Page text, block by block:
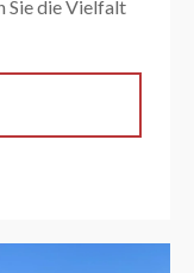
Sie die Vielfalt